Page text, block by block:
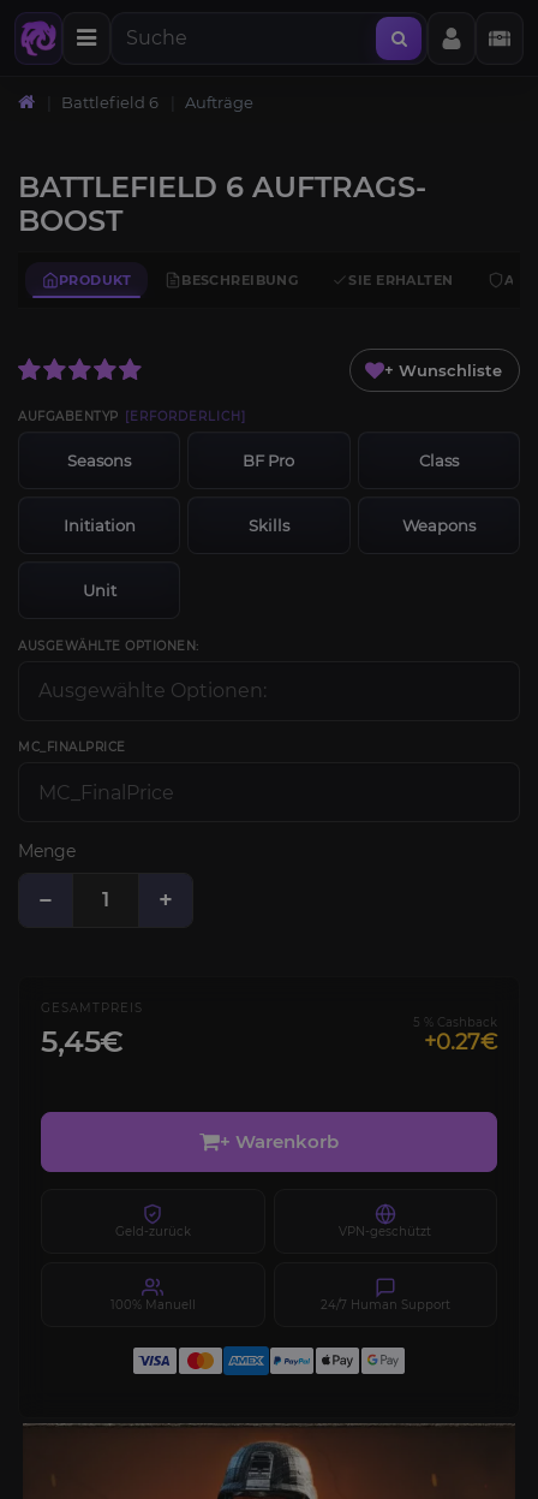
Battlefield 6 Aufträge
BATTLEFIELD 6 AUFTRAGS-
BOOST
PRODUKT BESCHREIBUNG SIE ERHALTEN
+ Wunschliste
AUFGABENTYP [ERFORDERLICH]
Seasons BF Pro Class
Initiation Skills Weapons
Unit
AUSGEWÄHLTE OPTIONEN:
MC_FINALPRICE
Menge
− +
GESAMTPREIS
5,45€
5 % Cashback
+0.27€
+ Warenkorb
Geld-zurück VPN-geschützt
100% Manuell 24/7 Human Support